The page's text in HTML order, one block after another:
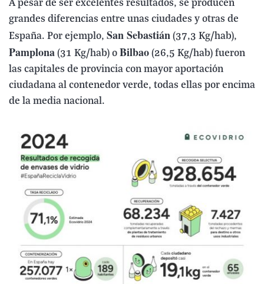
A pesar de ser excelentes resultados, se producen
grandes diferencias entre unas ciudades y otras de
España. Por ejemplo, San Sebastián (37,3 Kg/hab),
Pamplona (31 Kg/hab) o Bilbao (26,5 Kg/hab) fueron
las capitales de provincia con mayor aportación
ciudadana al contenedor verde, todas ellas por encima
de la media nacional.